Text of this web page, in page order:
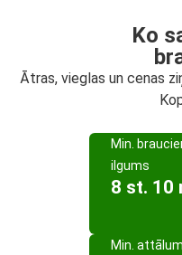
Ko
Ātras, vieglas un cenas
Min.
ilgums
8 st. 10
Min.